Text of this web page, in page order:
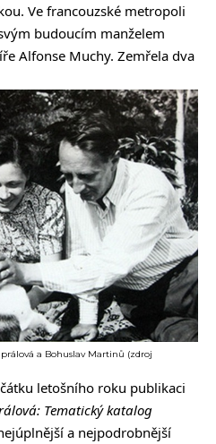
Ve francouzské metropoli
budoucím manželem
Alfonse Muchy. Zemřela dva
a Bohuslav Martinů (zdroj
letošního roku publikaci
Tematický katalog
a nejpodrobnější